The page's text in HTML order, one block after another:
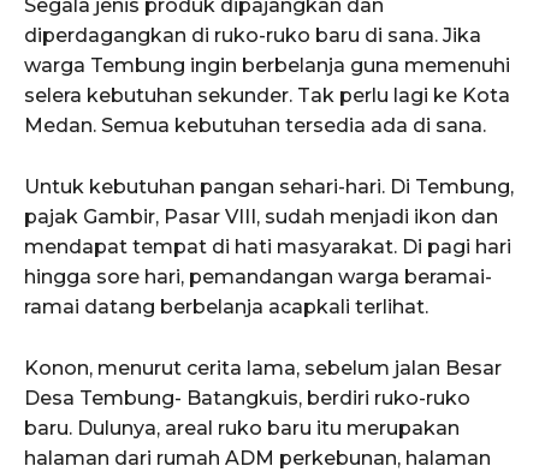
Segala jenis produk dipajangkan dan
diperdagangkan di ruko-ruko baru di sana. Jika
warga Tembung ingin berbelanja guna memenuhi
selera kebutuhan sekunder. Tak perlu lagi ke Kota
Medan. Semua kebutuhan tersedia ada di sana.
Untuk kebutuhan pangan sehari-hari. Di Tembung,
pajak Gambir, Pasar VIII, sudah menjadi ikon dan
mendapat tempat di hati masyarakat. Di pagi hari
hingga sore hari, pemandangan warga beramai-
ramai datang berbelanja acapkali terlihat.
Konon, menurut cerita lama, sebelum jalan Besar
Desa Tembung- Batangkuis, berdiri ruko-ruko
baru. Dulunya, areal ruko baru itu merupakan
halaman dari rumah ADM perkebunan, halaman